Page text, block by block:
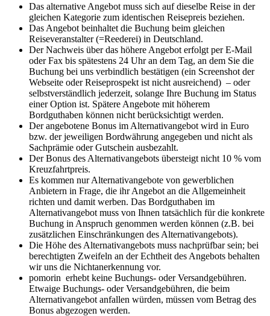
Das alternative Angebot muss sich auf dieselbe Reise in der
gleichen Kategorie zum identischen Reisepreis beziehen.
Das Angebot beinhaltet die Buchung beim gleichen
Reiseveranstalter (=Reederei) in Deutschland.
Der Nachweis über das höhere Angebot erfolgt per E-Mail
oder Fax bis spätestens 24 Uhr an dem Tag, an dem Sie die
Buchung bei uns verbindlich bestätigen (ein Screenshot der
Webseite oder Reiseprospekt ist nicht ausreichend) – oder
selbstverständlich jederzeit, solange Ihre Buchung im Status
einer Option ist. Spätere Angebote mit höherem
Bordguthaben können nicht berücksichtigt werden.
Der angebotene Bonus im Alternativangebot wird in Euro
bzw. der jeweiligen Bordwährung angegeben und nicht als
Sachprämie oder Gutschein ausbezahlt.
Der Bonus des Alternativangebots übersteigt nicht 10 % vom
Kreuzfahrtpreis.
Es kommen nur Alternativangebote von gewerblichen
Anbietern in Frage, die ihr Angebot an die Allgemeinheit
richten und damit werben. Das Bordguthaben im
Alternativangebot muss von Ihnen tatsächlich für die konkrete
Buchung in Anspruch genommen werden können (z.B. bei
zusätzlichen Einschränkungen des Alternativangebots).
Die Höhe des Alternativangebots muss nachprüfbar sein; bei
berechtigten Zweifeln an der Echtheit des Angebots behalten
wir uns die Nichtanerkennung vor.
pomorin erhebt keine Buchungs- oder Versandgebühren.
Etwaige Buchungs- oder Versandgebühren, die beim
Alternativangebot anfallen würden, müssen vom Betrag des
Bonus abgezogen werden.